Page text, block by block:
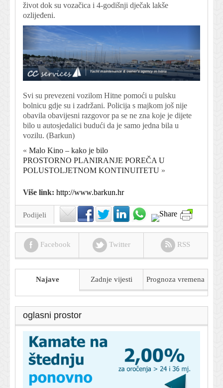
život dok su vozačica i 4-godišnji dječak lakše
ozlijeđeni.
Svi su prevezeni vozilom Hitne pomoći u pulsku
bolnicu gdje su i zadržani. Policija s majkom još nije
obavila obavijesni razgovor pa se ne zna koje je dijete
bilo u autosjedalici budući da je samo jedna bila u
vozilu. (Barkun)
« Malo Kino – kako je bilo
PROSTORNO PLANIRANJE POREČA U
POLUSTOLJETNOM KONTINUITETU »
Više link: http://www.barkun.hr
Podijeli
Facebook Twitter RSS
Najave Zadnje vijesti Prognoza vremena
oglasni prostor